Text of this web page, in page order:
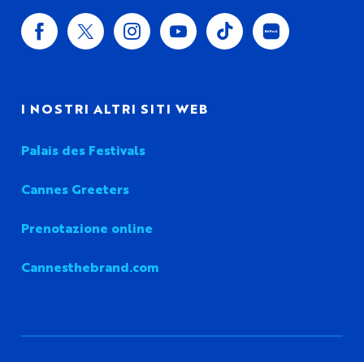
I NOSTRI ALTRI SITI WEB
Palais des Festivals
Cannes Greeters
Prenotazione online
Cannesthebrand.com